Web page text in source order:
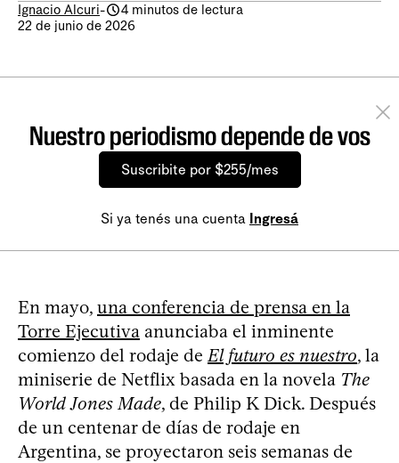
Ignacio Alcuri-
4 minutos de lectura
22 de junio de 2026
Nuestro periodismo depende de vos
Suscribite por $255/mes
Si ya tenés una cuenta Ingresá
En mayo, una conferencia de prensa en la
Torre Ejecutiva anunciaba el inminente
comienzo del rodaje de El futuro es nuestro, la
miniserie de Netflix basada en la novela The
World Jones Made, de Philip K Dick. Después
de un centenar de días de rodaje en
Argentina, se proyectaron seis semanas de